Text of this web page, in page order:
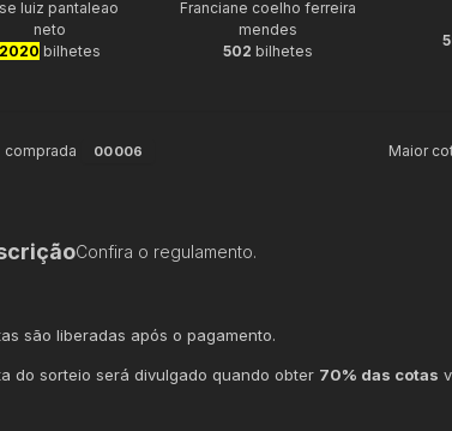
luiz pantaleao
neto
bilhetes
Franciane coelho ferreira
mendes
502 bilhetes
comprada 00006 Maior
Confira o regulamento.
são liberadas após o pagamento.
do sorteio será divulgado quando obter 70% das cotas